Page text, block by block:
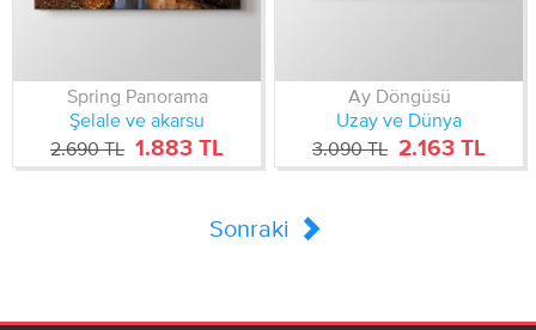
Spring Panorama
Şelale ve akarsu
2.690 TL 1.883 TL
Ay Döngüsü
Uzay ve Dünya
3.090 TL 2.163 TL
Sonraki